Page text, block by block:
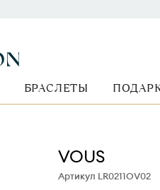
БРАСЛЕТЫ
VOUS
Артикул LR0211OV02